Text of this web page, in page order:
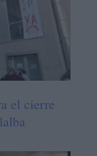
el cierre